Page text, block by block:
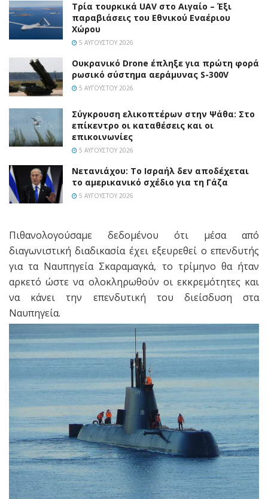
Τρία τουρκικά UAV στο Αιγαίο – Έξι
παραβιάσεις του Εθνικού Εναέριου
Χώρου
5 ΑΥΓΟΎΣΤΟΥ 2026
Ουκρανικό Drone έπληξε για πρώτη φορά
ρωσικό σύστημα αεράμυνας S-300V
5 ΑΥΓΟΎΣΤΟΥ 2026
Σύγκρουση ελικοπτέρων στην Ψάθα: Στο
επίκεντρο οι καταθέσεις και οι
επικοινωνίες
5 ΑΥΓΟΎΣΤΟΥ 2026
Νετανιάχου: Το Ισραήλ δεν αποδέχεται
το αμερικανικό σχέδιο για τη Γάζα
5 ΑΥΓΟΎΣΤΟΥ 2026
Πιθανολογούσαμε δεδομένου ότι μέσα από
διαγωνιστική διαδικασία έχει εξευρεθεί ο επενδυτής
για τα Ναυπηγεία Σκαραμαγκά, το τρίμηνο θα ήταν
αρκετό ώστε να ολοκληρωθούν οι εκκρεμότητες και
να κάνει την επενδυτική του διείσδυση στα
Ναυπηγεία.